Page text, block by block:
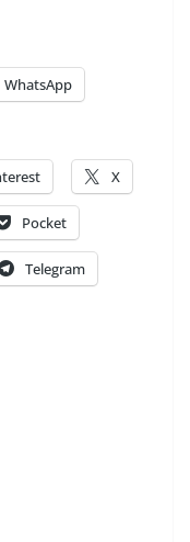
WhatsApp
X
Pocket
Telegram